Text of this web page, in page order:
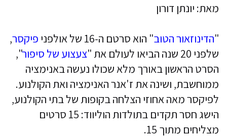
מאת: יונתן דורון
"הדינוזאור הטוב" הוא סרטם ה-16 של אולפני פיקסר,
שלפני 20 שנה הביאו לעולם את "
צעצוע של סיפור",
הסרט הראשון באורך מלא שכולו נעשה באנימציה
ממוחשבת, ושינה את ז'אנר האנימציה ואת הקולנוע.
לפיקסר מאה אחוזי הצלחה בקופות של בתי הקולנוע,
הישג חסר תקדים בתולדות הוליווד: 15 סרטים
מצליחים מתוך 15.